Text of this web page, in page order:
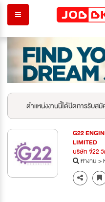
ตำแหน่งงานนี้ได้ปิดการรับสมั
G22
LIMITED
บริษัท จี22
หางาน>